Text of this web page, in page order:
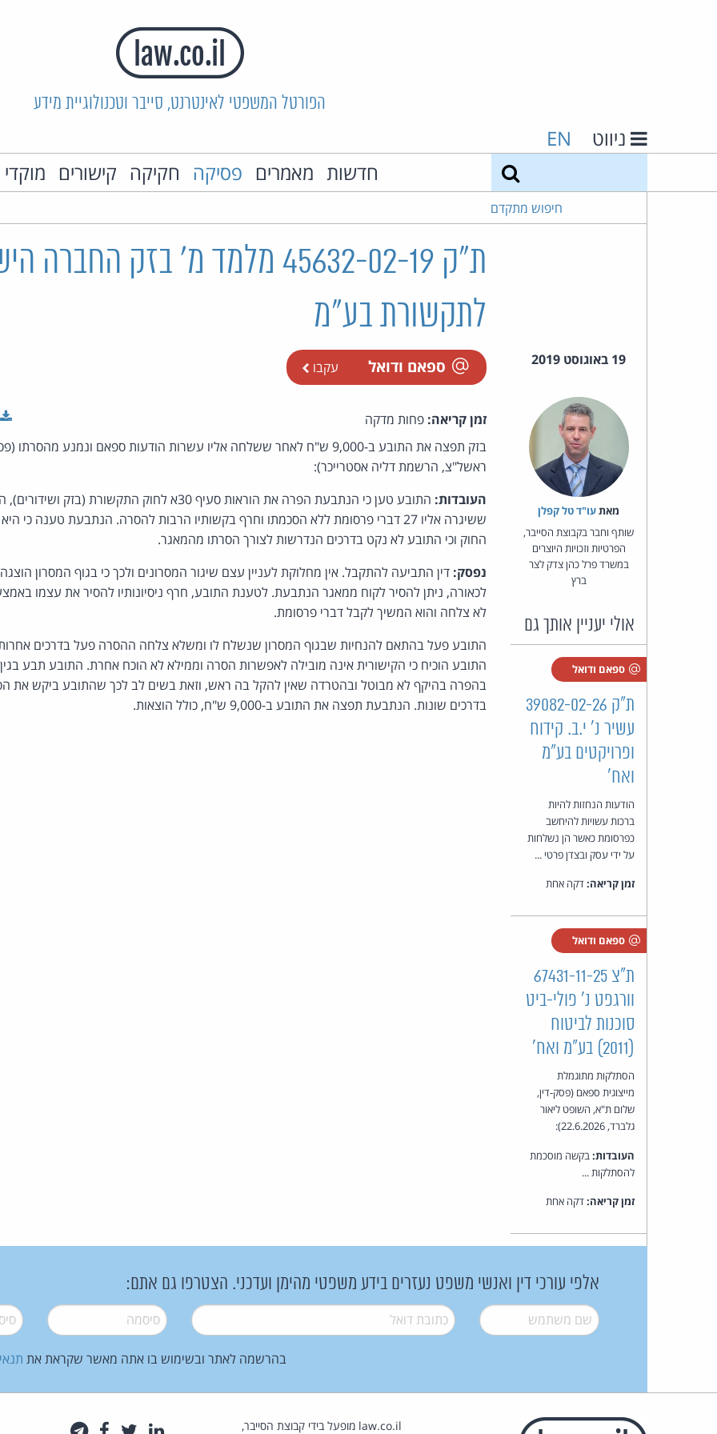
הפורטל המשפטי לאינטרנט, סייבר וטכנולוגיית מידע
ניווט EN
חדשות מאמרים פסיקה חקיקה קישורים
חיפוש מתקדם
ת"ק 45632-02-19 מלמד מ' בזק
לתקשורת בע"מ
19 באוגוסט 2019 ספאם ודואל עקבו
מאת‏עו"ד טל קפלן
שותף וחבר בקבוצת הסייבר,
הפרטיות וזכויות היוצרים
במשרד פרל כהן צדק לצר
ברץ
אולי יעניין אותך גם
ספאם ודואל
ת"ק 39082-02-26
עשיר נ' י.ב. קידוח
ופרויקטים בע"מ
ואח'
הודעות הנחזות להיות
ברכות עשויות להיחשב
כפרסומת כאשר הן נשלחות
על ידי עסק ובצדן פרטי ...
זמן קריאה:דקה אחת
ספאם ודואל
ת"צ 67431-11-25
וורגפט נ' פולי-ביט
סוכנות לביטוח
(2011) בע"מ ואח'
הסתלקות מתוגמלת
מייצוגית ספאם (פסק-דין,
שלום ת"א, השופט ליאור
גלברד, 22.6.2026):
העובדות:בקשה מוסכמת
להסתלקות ...
זמן קריאה:דקה אחת
זמן קריאה: פחות מדקה
בזק תפצה את התובע ב-9,000 ש"ח לאחר ששלחה אליו עשרות הודעות ספאם ונמנע
ראשל"צ, הרשמת דליה אסטרייכר):
העובדות:
ששיגרה אליו 27 דברי פרסומת ללא הסכמתו וחרף בקשותיו הרבות להסרה. הנתבעת טענה
החוק וכי התובע לא נקט בדרכים הנדרשות לצורך הסרתו מהמאגר.
נפסק: דין התביעה להתקבל. אין מחלוקת לעניין עצם שיגור המסרונים ולכך כי בגוף המסרון
לכאורה, ניתן להסיר לקוח ממאגר הנתבעת. לטענת התובע, חרף ניסיונותיו להסיר את עצמו
לא צלחה והוא המשיך לקבל דברי פרסומת.
התובע פעל בהתאם להנחיות שבגוף המסרון שנשלח לו ומשלא צלחה ההסרה פעל בדרכים אחרות
בהפרה בהיקף לא מבוטל ובהטרדה שאין להקל בה ראש, וזאת בשים לב לכך שהתובע ביקש את
בדרכים שונות. הנתבעת תפצה את התובע ב-9,000 ש"ח, כולל הוצאות.
אלפי עורכי דין ואנשי משפט נעזרים בידע משפטי מהימן ועדכני. הצטרפו גם אתם:
שם משתמש* דואל* סיסמה*
בהרשמה לאתר ובשימוש בו אתה מאשר שקראת את
law.co.il מופעל בידי קבוצת הסייבר,